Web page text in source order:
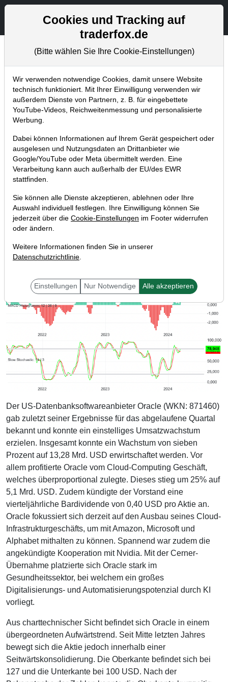
Aktien- und Artikelsuche
Chartanalysen
Home Blog Chartanalysen
Chartanalyse Oracle:
Kooperation mit Nvidia
14.10.2024 um 14:31 Uhr | P. Uhlschmied
Der US-Datenbanksoftwareanbieter Oracle (WKN: 871460)
gab zuletzt seiner Ergebnisse für das abgelaufene Quartal
bekannt und konnte ein einstelliges Umsatzwachstum
erzielen. Insgesamt konnte ein Wachstum von sieben
Prozent auf 13,28 Mrd. USD erwirtschaftet werden. Vor
allem profitierte Oracle vom Cloud-Computing Geschäft,
welches überproportional zulegte. Dieses stieg um 25% auf
5,1 Mrd. USD. Zudem kündigte der Vorstand eine
vierteljährliche Bardividende von 0,40 USD pro Aktie an.
Oracle fokussiert sich derzeit auf den Ausbau seines Cloud-
Infrastrukturgeschäfts, um mit Amazon, Microsoft und
Alphabet mithalten zu können. Spannend war zudem die
angekündigte Kooperation mit Nvidia. Mit der Cerner-
Übernahme platzierte sich Oracle stark im
Gesundheitssektor, bei welchem ein großes
Digitalisierungs- und Automatisierungspotenzial durch KI
vorliegt.
Aus charttechnischer Sicht befindet sich Oracle in einem
übergeordneten Aufwärtstrend. Seit Mitte letzten Jahres
bewegt sich die Aktie jedoch innerhalb einer
Seitwärtskonsolidierung. Die Oberkante befindet sich bei
127 und die Unterkante bei 100 USD. Nach der
Cookies und Tracking auf
traderfox.de
(Bitte wählen Sie Ihre Cookie-Einstellungen)
Wir verwenden notwendige Cookies, damit unsere Website
technisch funktioniert. Mit Ihrer Einwilligung verwenden wir
außerdem Dienste von Partnern, z. B. für eingebettete
YouTube-Videos, Reichweitenmessung und personalisierte
Werbung.
Dabei können Informationen auf Ihrem Gerät gespeichert oder
ausgelesen und Nutzungsdaten an Drittanbieter wie
Google/YouTube oder Meta übermittelt werden. Eine
Verarbeitung kann auch außerhalb der EU/des EWR
stattfinden.
Sie können alle Dienste akzeptieren, ablehnen oder Ihre
Auswahl individuell festlegen. Ihre Einwilligung können Sie
jederzeit über die Cookie-Einstellungen im Footer widerrufen
oder ändern.
Weitere Informationen finden Sie in unserer
Datenschutzrichtlinie.
Einstellungen Nur Notwendige Alle akzeptieren